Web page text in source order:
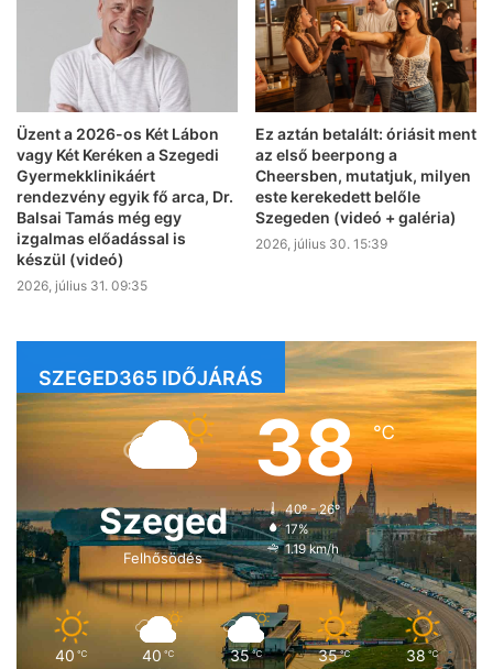
Üzent a 2026-os Két Lábon
vagy Két Keréken a Szegedi
Gyermekklinikáért
rendezvény egyik fő arca, Dr.
Balsai Tamás még egy
izgalmas előadással is
készül (videó)
2026, július 31. 09:35
Ez aztán betalált: óriásit ment
az első beerpong a
Cheersben, mutatjuk, milyen
este kerekedett belőle
Szegeden (videó + galéria)
2026, július 30. 15:39
SZEGED365 IDŐJÁRÁS
Szeged
Felhősödés
38℃
40º - 26º
17%
1.19 km/h
40 ℃ 40 ℃ 35 ℃ 35 ℃ 38 ℃